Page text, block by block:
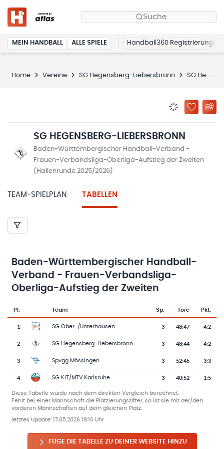
Suche
MEIN HANDBALL ALLE SPIELE Handball360 Registrierung
Home Vereine SG Hegensberg-Liebersbronn SG Hegensberg-Liebersbronn
ZU
SG HEGENSBERG-LIEBERSBRONN
Baden-Württembergischer Handball-Verband -
Frauen-Verbandsliga-Oberliga-Aufstieg der Zweiten
(Hallenrunde 2025/2026)
TEAM-SPIELPLAN TABELLEN
Baden-Württembergischer Handball-
Verband - Frauen-Verbandsliga-
Oberliga-Aufstieg der Zweiten
Tabelle mit Vereinsplatzierungen, Spielen, Toren und Punkten
Pl.
Team-Logo
Team Sp. Tore Pkt.
1 SG Ober-/Unterhausen 3 48:47 4:2
2 SG Hegensberg-Liebersbronn 3 48:44 4:2
3 Spvgg Mössingen 3 52:45 3:3
4 SG KIT/MTV Karlsruhe 3 40:52 1:5
Diese Tabelle wurde nach dem direkten Vergleich berechnet.
Fehlt bei einer Mannschaft die Platzierungsziffer, so ist sie mit der/den
vorderen Mannschaften auf dem gleichen Platz.
letztes Update: 17.05.2026 18:10 Uhr
FÜGE DIE TABELLE ZU DEINER WEBSITE HINZU